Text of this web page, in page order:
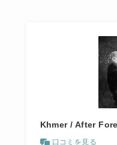
Khmer / After
口コミを見る